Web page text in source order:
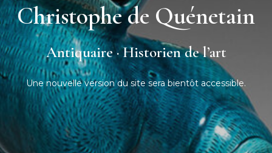
Christophe de Quénetain
Antiquaire · Historien de l’art
Une nouvelle version du site sera bientôt accessible.